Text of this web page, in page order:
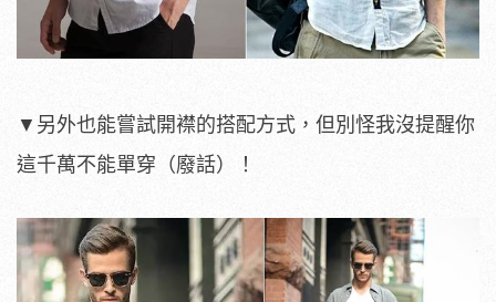
▼另外也能嘗試開襟的搭配方式，但別怪我沒提醒你
這千萬不能單穿（廢話）！